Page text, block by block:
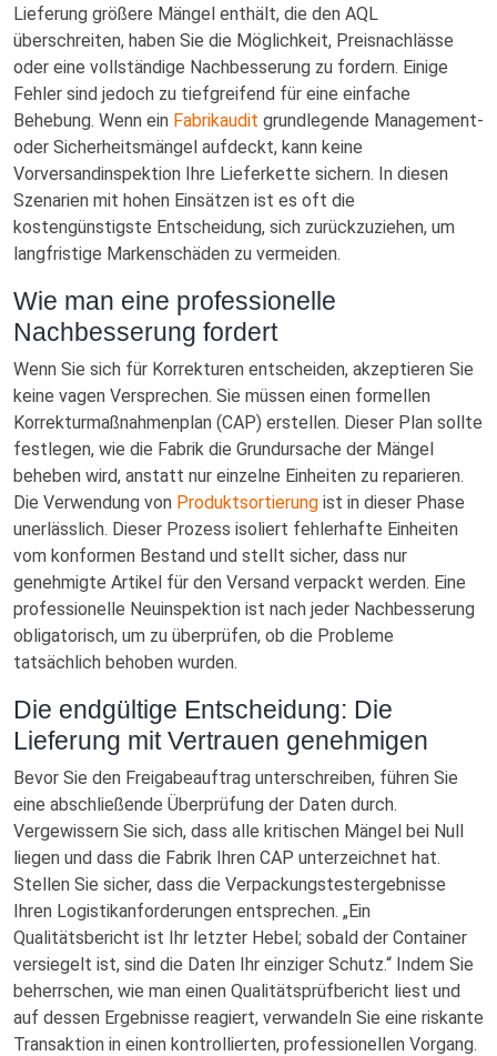
Lieferung größere Mängel enthält, die den AQL
überschreiten, haben Sie die Möglichkeit, Preisnachlässe
oder eine vollständige Nachbesserung zu fordern. Einige
Fehler sind jedoch zu tiefgreifend für eine einfache
Behebung. Wenn ein Fabrikaudit grundlegende Management-
oder Sicherheitsmängel aufdeckt, kann keine
Vorversandinspektion Ihre Lieferkette sichern. In diesen
Szenarien mit hohen Einsätzen ist es oft die
kostengünstigste Entscheidung, sich zurückzuziehen, um
langfristige Markenschäden zu vermeiden.
Wie man eine professionelle
Nachbesserung fordert
Wenn Sie sich für Korrekturen entscheiden, akzeptieren Sie
keine vagen Versprechen. Sie müssen einen formellen
Korrekturmaßnahmenplan (CAP) erstellen. Dieser Plan sollte
festlegen, wie die Fabrik die Grundursache der Mängel
beheben wird, anstatt nur einzelne Einheiten zu reparieren.
Die Verwendung von Produktsortierung ist in dieser Phase
unerlässlich. Dieser Prozess isoliert fehlerhafte Einheiten
vom konformen Bestand und stellt sicher, dass nur
genehmigte Artikel für den Versand verpackt werden. Eine
professionelle Neuinspektion ist nach jeder Nachbesserung
obligatorisch, um zu überprüfen, ob die Probleme
tatsächlich behoben wurden.
Die endgültige Entscheidung: Die
Lieferung mit Vertrauen genehmigen
Bevor Sie den Freigabeauftrag unterschreiben, führen Sie
eine abschließende Überprüfung der Daten durch.
Vergewissern Sie sich, dass alle kritischen Mängel bei Null
liegen und dass die Fabrik Ihren CAP unterzeichnet hat.
Stellen Sie sicher, dass die Verpackungstestergebnisse
Ihren Logistikanforderungen entsprechen. „Ein
Qualitätsbericht ist Ihr letzter Hebel; sobald der Container
versiegelt ist, sind die Daten Ihr einziger Schutz.“ Indem Sie
beherrschen, wie man einen Qualitätsprüfbericht liest und
auf dessen Ergebnisse reagiert, verwandeln Sie eine riskante
Transaktion in einen kontrollierten, professionellen Vorgang.